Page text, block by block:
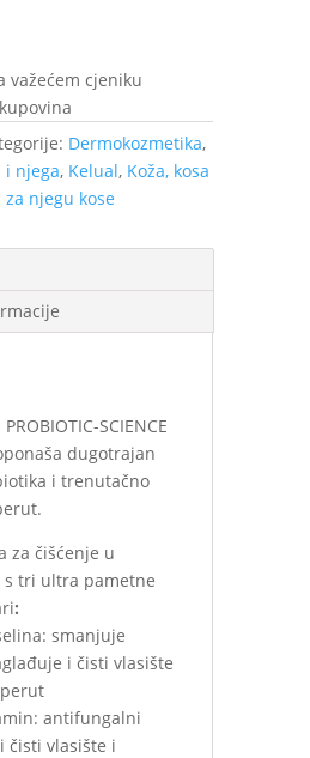
važećem cjeniku
Dermokozmetika,
i njega, Kelual, Koža, kosa
za njegu kose
SCIENCE
dugotrajan
i trenutačno
za čišćenje u
s tri ultra pametne
:
smanjuje
i čisti vlasište
antifungalni
čisti vlasište i